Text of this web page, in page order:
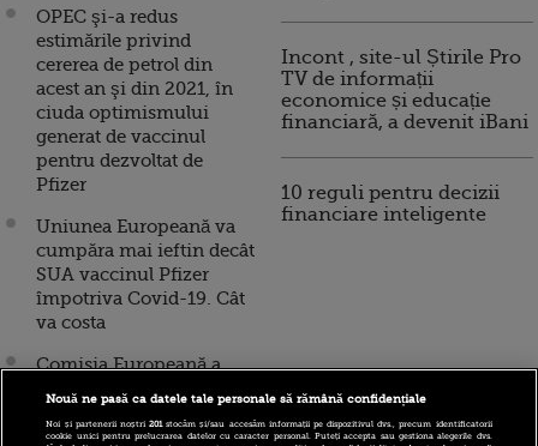
OPEC şi-a redus
estimările privind
cererea de petrol din
acest an şi din 2021, în
ciuda optimismului
generat de vaccinul
pentru dezvoltat de
Pfizer
Uniunea Europeană va
cumpăra mai ieftin decât
SUA vaccinul Pfizer
împotriva Covid-19. Cât
va costa
Comisia Europeană a
semnat contractul pentru
de doze de vaccin pentru
Incont , site-ul Știrile Pro
TV de informații
economice și educație
financiară, a devenit iBani
10 reguli pentru decizii
financiare inteligente
Nouă ne pasă ca datele tale personale să rămână confidențiale
Noi și partenerii noștri201stocăm și/sau accesăm informații pe dispozitivul dvs., precum identificatorii
cookie unici pentru prelucrarea datelor cu caracter personal. Puteți accepta sau gestiona alegerile dvs.